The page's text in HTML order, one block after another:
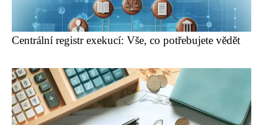
Centrální registr exekucí: Vše, co potřebujete vědět